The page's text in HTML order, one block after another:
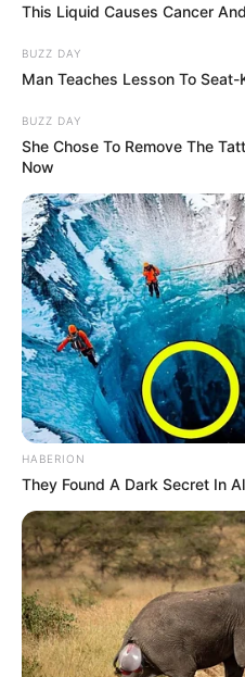
This Liquid Causes Cancer
BUZZ DAY
Man Teaches Lesson To
BUZZ DAY
She Chose To Remove The
Now
HABERION
They Found A Dark Secret In